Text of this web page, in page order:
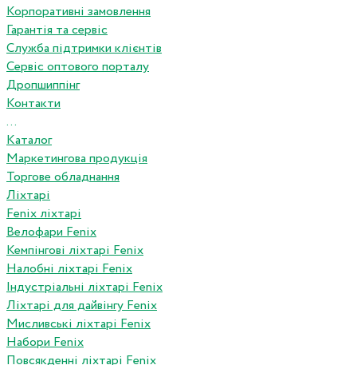
Корпоративні замовлення
Гарантія та сервіс
Служба підтримки клієнтів
Сервіс оптового порталу
Дропшиппінг
Контакти
...
Каталог
Маркетингова продукція
Торгове обладнання
Ліхтарі
Fenix ліхтарі
Велофари Fenix
Кемпінгові ліхтарі Fenix
Налобні ліхтарі Fenix
Індустріальні ліхтарі Fenix
Ліхтарі для дайвінгу Fenix
Мисливські ліхтарі Fenix
Набори Fenix
Повсякденні ліхтарі Fenix